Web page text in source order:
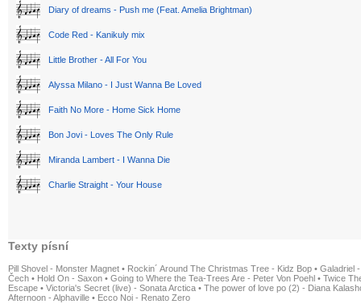
Diary of dreams - Push me (Feat. Amelia Brightman)
Code Red - Kanikuly mix
Little Brother - All For You
Alyssa Milano - I Just Wanna Be Loved
Faith No More - Home Sick Home
Bon Jovi - Loves The Only Rule
Miranda Lambert - I Wanna Die
Charlie Straight - Your House
Texty písní
Pill Shovel - Monster Magnet • Rockin´ Around The Christmas Tree - Kidz Bop • Galadriel
Čech • Hold On - Saxon • Going to Where the Tea-Trees Are - Peter Von Poehl • Twice
Escape • Victoria's Secret (live) - Sonata Arctica • The power of love po (2) - Diana
Afternoon - Alphaville • Ecco Noi - Renato Zero